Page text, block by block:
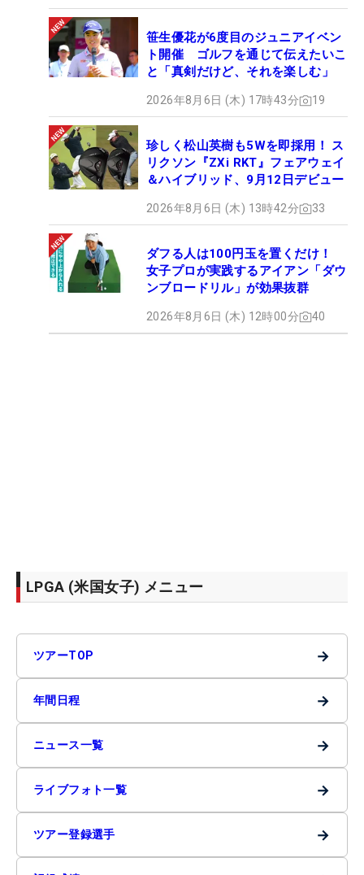
笹生優花が6度目のジュニアイベン
ト開催 ゴルフを通じて伝えたいこ
と「真剣だけど、それを楽しむ」
2026年8月6日 (木) 17時43分 19
珍しく松山英樹も5Wを即採用！ ス
リクソン『ZXi RKT』フェアウェイ
＆ハイブリッド、9月12日デビュー
2026年8月6日 (木) 13時42分 33
ダフる人は100円玉を置くだけ！
女子プロが実践するアイアン「ダウ
ンブロードリル」が効果抜群
2026年8月6日 (木) 12時00分 40
LPGA (米国女子) メニュー
ツアーTOP →
年間日程 →
ニュース一覧 →
ライブフォト一覧 →
ツアー登録選手 →